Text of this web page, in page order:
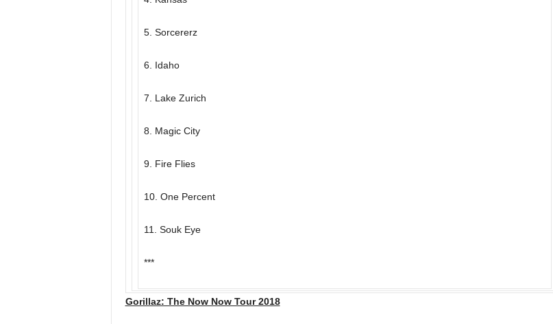
5. Sorcererz
6. Idaho
7. Lake Zurich
8. Magic City
9. Fire Flies
10. One Percent
11. Souk Eye
***
Gorillaz: The Now Now Tour 2018